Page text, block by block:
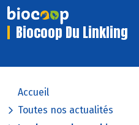
Biocoop Du Linkling
Accueil
Toutes nos actualités